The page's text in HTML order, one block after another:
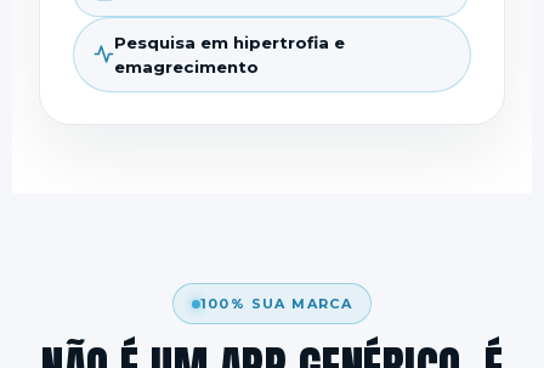
Pesquisa em hipertrofia e
emagrecimento
100% SUA MARCA